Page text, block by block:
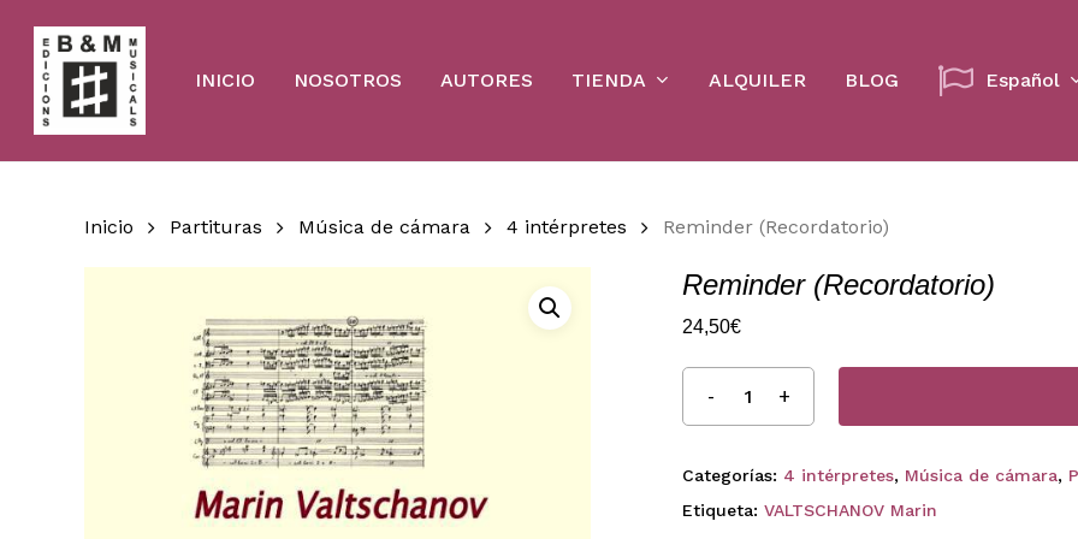
main
content
INICIO NOSOTROS AUTORES TIENDA ALQUILER BLOG Español
Inicio Partituras Música de cámara 4 intérpretes Reminder (Recordatorio)
Reminder (Recordatorio)
24,50€
Categorías: 4 intérpretes, Música de cámara,
Etiqueta: VALTSCHANOV Marin